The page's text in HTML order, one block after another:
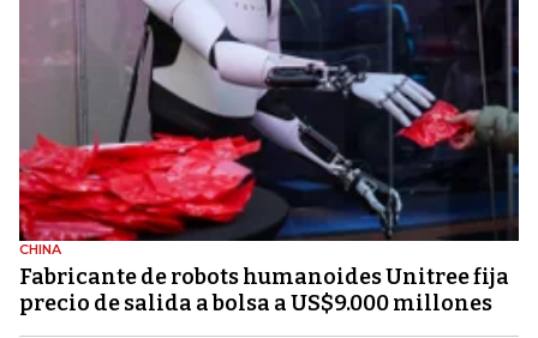
CHINA
Fabricante de robots humanoides Unitree fija
precio de salida a bolsa a US$9.000 millones